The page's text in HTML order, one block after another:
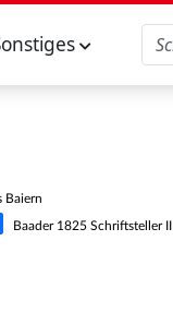
Baiern
Baader 1825 Schriftsteller II
umschalten